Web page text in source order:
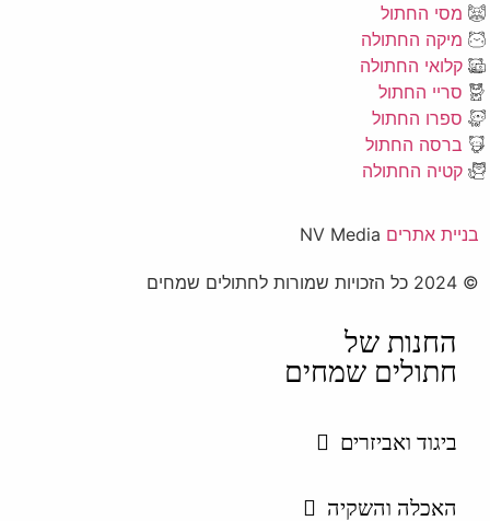
מסי החתול
מיקה החתולה
קלואי החתולה
סריי החתול
ספרו החתול
ברסה החתול
קטיה החתולה
בניית אתרים
© 2024 כל הזכויות שמורות לחתולים שמחים
החנות של
חתולים שמחים
ביגוד ואביזרים
האכלה והשקיה